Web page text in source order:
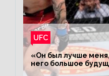
UFC
«Он был лучше
него большое
о поражении